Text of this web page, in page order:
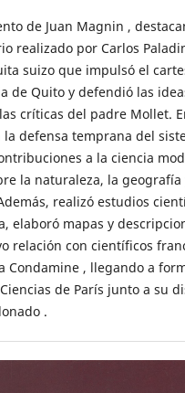
de Juan Magnin ,
realizado por Carlos
suizo que impulsó el
de Quito y defendió las
críticas del padre Mollet.
defensa temprana del
a la ciencia
la naturaleza, la geografía
realizó estudios
elaboró ​​mapas y
relación con científicos
Condamine , llegando a
de París junto a su
.